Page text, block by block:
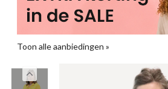
Toon alle aanbiedingen »